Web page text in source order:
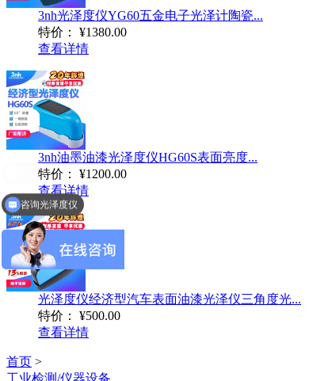
3nh光泽度仪YG60五金电子光泽计陶瓷...
特价：
¥1380.00
查看详情
3nh油墨油漆光泽度仪HG60S表面亮度...
特价：
¥1200.00
查看详情
光泽度仪经济型汽车表面油漆光泽仪三角度光...
特价：
¥500.00
查看详情
首页 >
工业检测/仪器设备
咨询光泽度仪